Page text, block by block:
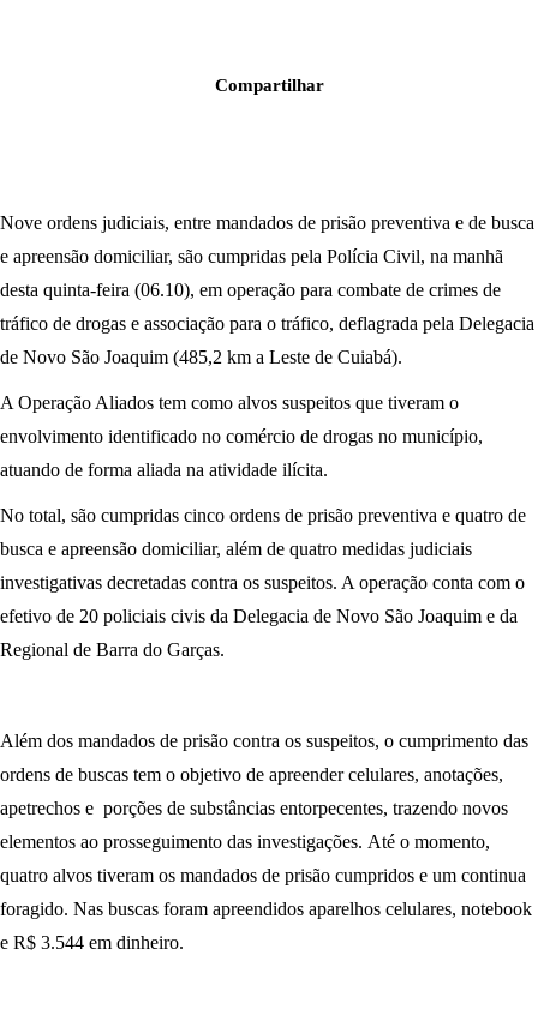
Compartilhar
Nove ordens judiciais, entre mandados de prisão preventiva e de busca
e apreensão domiciliar, são cumpridas pela Polícia Civil, na manhã
desta quinta-feira (06.10), em operação para combate de crimes de
tráfico de drogas e associação para o tráfico, deflagrada pela Delegacia
de Novo São Joaquim (485,2 km a Leste de Cuiabá).
A Operação Aliados tem como alvos suspeitos que tiveram o
envolvimento identificado no comércio de drogas no município,
atuando de forma aliada na atividade ilícita.
No total, são cumpridas cinco ordens de prisão preventiva e quatro de
busca e apreensão domiciliar, além de quatro medidas judiciais
investigativas decretadas contra os suspeitos. A operação conta com o
efetivo de 20 policiais civis da Delegacia de Novo São Joaquim e da
Regional de Barra do Garças.
Além dos mandados de prisão contra os suspeitos, o cumprimento das
ordens de buscas tem o objetivo de apreender celulares, anotações,
apetrechos e porções de substâncias entorpecentes, trazendo novos
elementos ao prosseguimento das investigações. Até o momento,
quatro alvos tiveram os mandados de prisão cumpridos e um continua
foragido. Nas buscas foram apreendidos aparelhos celulares, notebook
e R$ 3.544 em dinheiro.